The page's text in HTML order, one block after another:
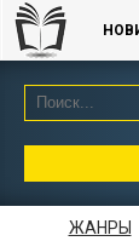
ЖАНРЫ